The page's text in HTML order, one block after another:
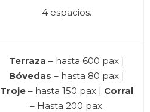
4 espacios.
Terraza – hasta 600 pax |
Bóvedas – hasta 80 pax |
Troje – hasta 150 pax | Corral
– Hasta 200 pax.